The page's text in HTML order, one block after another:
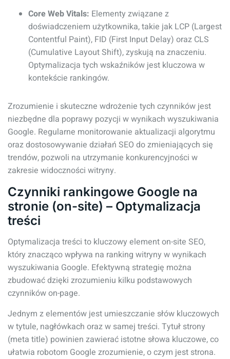
Core Web Vitals: Elementy związane z
doświadczeniem użytkownika, takie jak LCP (Largest
Contentful Paint), FID (First Input Delay) oraz CLS
(Cumulative Layout Shift), zyskują na znaczeniu.
Optymalizacja tych wskaźników jest kluczowa w
kontekście rankingów.
Zrozumienie i skuteczne wdrożenie tych czynników jest
niezbędne dla poprawy pozycji w wynikach wyszukiwania
Google. Regularne monitorowanie aktualizacji algorytmu
oraz dostosowywanie działań SEO do zmieniających się
trendów, pozwoli na utrzymanie konkurencyjności w
zakresie widoczności witryny.
Czynniki rankingowe Google na
stronie (on-site) – Optymalizacja
treści
Optymalizacja treści to kluczowy element on-site SEO,
który znacząco wpływa na ranking witryny w wynikach
wyszukiwania Google. Efektywną strategię można
zbudować dzięki zrozumieniu kilku podstawowych
czynników on-page.
Jednym z elementów jest umieszczanie słów kluczowych
w tytule, nagłówkach oraz w samej treści. Tytuł strony
(meta title) powinien zawierać istotne słowa kluczowe, co
ułatwia robotom Google zrozumienie, o czym jest strona.